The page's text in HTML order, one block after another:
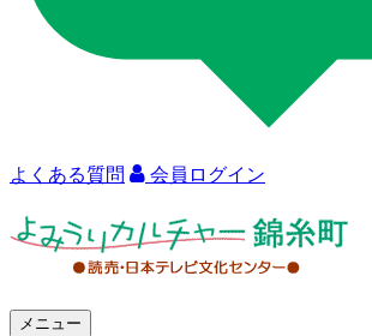
よくある質問 会員ログイン
メニュー